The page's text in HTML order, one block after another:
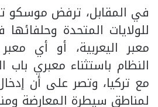
في المقابل، ترفض موسكو
للولايات المتحدة
معبر اليعربية، أو أي
النظام باستثناء معبري
مع تركيا، وتصر على أن
لمناطق سيطرة المعارضة